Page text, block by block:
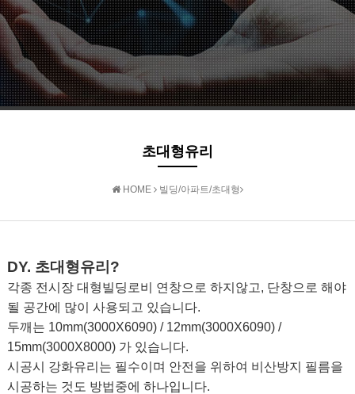
초대형유리
초대형유리
HOME 빌딩/아파트/초대형
DY. 초대형유리?
각종 전시장 대형빌딩로비 연창으로 하지않고, 단창으로 해야
될 공간에 많이 사용되고 있습니다.
두깨는 10mm(3000X6090) / 12mm(3000X6090) /
15mm(3000X8000) 가 있습니다.
시공시 강화유리는 필수이며 안전을 위하여 비산방지 필름을
시공하는 것도 방법중에 하나입니다.